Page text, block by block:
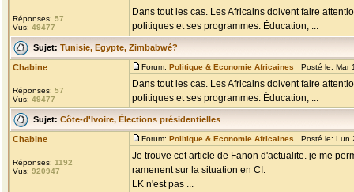
Réponses: 57
Vus: 49477
Dans tout les cas. Les Africains doivent faire
politiques et ses programmes. Éducation, ...
Sujet: Tunisie, Egypte, Zimbabwé?
Chabine
Réponses: 57
Vus: 49477
Forum: Politique & Economie Africaines Posté le: Mar
Dans tout les cas. Les Africains doivent faire
politiques et ses programmes. Éducation, ...
Sujet: Côte-d'Ivoire, Élections présidentielles
Chabine
Réponses: 1192
Vus: 920947
Forum: Politique & Economie Africaines Posté le: Lun
Je trouve cet article de Fanon d'actualite. je me
ramenent sur la situation en CI.
LK n'est pas ...